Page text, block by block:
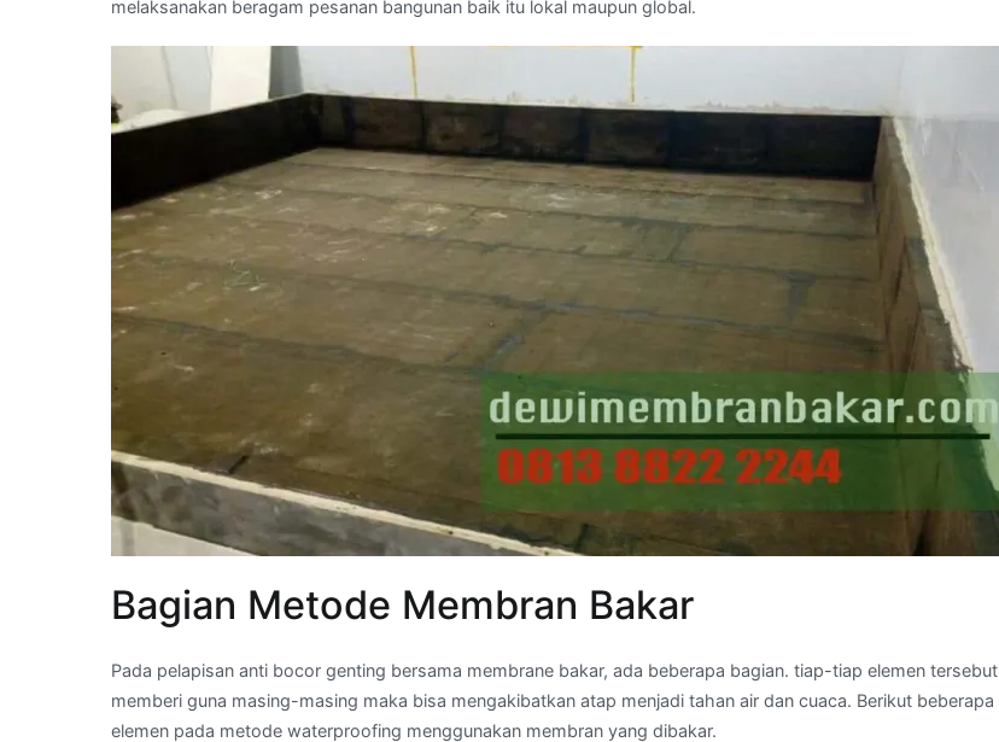
melaksanakan beragam pesanan bangunan baik itu lokal maupun global.
Bagian Metode Membran Bakar
Pada pelapisan anti bocor genting bersama membrane bakar, ada beberapa bagian. tiap-tiap elemen tersebut
memberi guna masing-masing maka bisa mengakibatkan atap menjadi tahan air dan cuaca. Berikut beberapa
elemen pada metode waterproofing menggunakan membran yang dibakar.